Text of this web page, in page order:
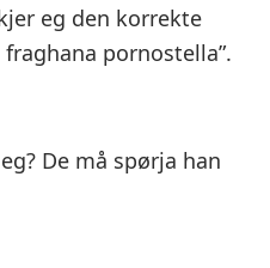
eg den korrekte
pornostella”.
De må spørja han